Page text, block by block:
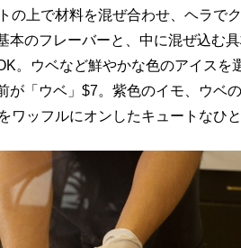
の上で材料を混ぜ合わせ、ヘラで
本のフレーバーと、中に混ぜ込む具
。ウベなど鮮やかな色のアイスを
が「ウベ」$7。紫色のイモ、ウベ
ワッフルにオンしたキュートなひと